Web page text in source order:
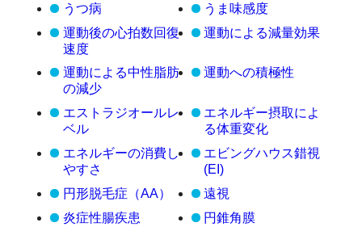
うつ病
うま味感度
運動後の心拍数回復
速度
運動による減量効果
運動による中性脂肪
の減少
運動への積極性
エストラジオールレ
ベル
エネルギー摂取によ
る体重変化
エネルギーの消費し
やすさ
エビングハウス錯視
(EI)
円形脱毛症（AA）
遠視
炎症性腸疾患
円錐角膜